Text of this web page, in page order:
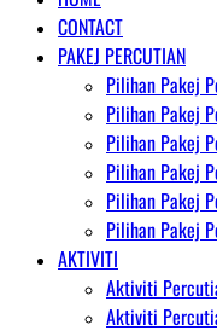
CONTACT
PAKEJ PERCUTIAN
Pilihan Pakej
Pilihan Pakej
Pilihan Pakej
Pilihan Pakej
Pilihan Pakej
Pilihan Pakej
AKTIVITI
Aktiviti
Aktiviti